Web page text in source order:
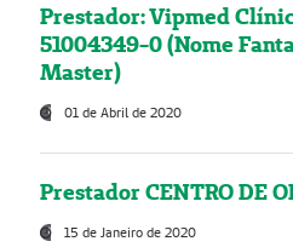
Prestador: Vipmed
51004349-0 (Nome
Master)
01 de Abril de 2020
Prestador CENTRO DE
15 de Janeiro de 2020